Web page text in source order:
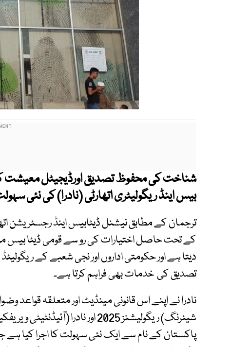
شناخت کی محفوظ تصدیق اورڈیجیٹل معیشت
بیس اینڈ ریگولیٹری اتھارٹی (نادرا) کی نئی
کے تحت حاصل اختیارات کی رو سے قومی ڈیٹا بیس
دیتا ہے اور حکومتی اداروں اور نجی شعبے کے
تصدیق کی خدمات بھی فراہم کرتا ہے۔
نادرا نے اپنے اس قانونی مینڈیٹ اور متعلقہ قواعد
پاکستان کے نام سے ایک نئی سہولت کا اجرا کیا